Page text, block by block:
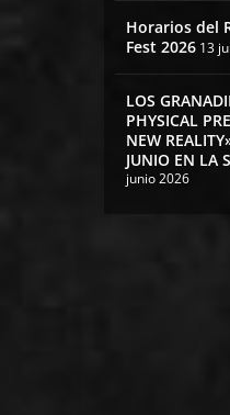
Horarios del
Fest 2026 13
LOS
PHYSICAL
NEW
JUNIO EN LA
junio 2026